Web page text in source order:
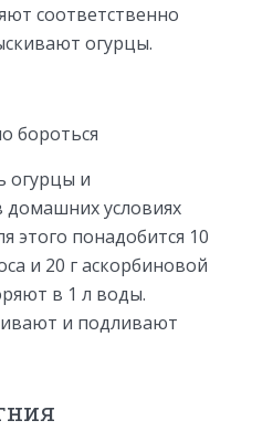
соответственно
огурцы.
бороться
огурцы и
условиях
этого понадобится 10
и 20 г аскорбиновой
в 1 л воды.
и подливают